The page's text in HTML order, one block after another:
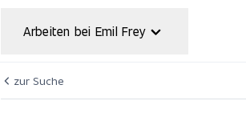
Arbeiten bei Emil Frey
zur Suche